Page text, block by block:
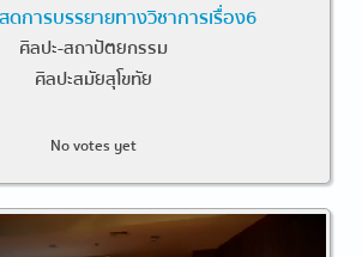
การบรรยายทางวิชาการเรื่อง6
ศิลปะ-สถาปัตยกรรม
ศิลปะสมัยสุโขทัย
No votes yet